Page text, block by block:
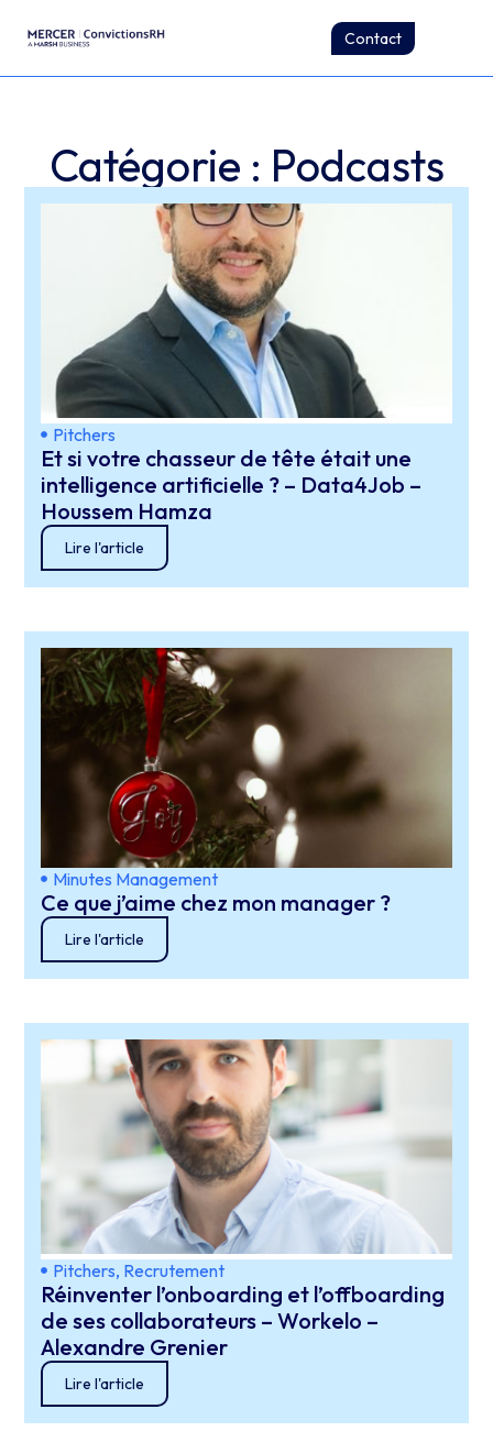
Contact
Catégorie : Podcasts
Pitchers
Et si votre chasseur de tête était une
intelligence artificielle ? – Data4Job –
Houssem Hamza
Lire l'article
Minutes Management
Ce que j’aime chez mon manager ?
Lire l'article
Pitchers, Recrutement
Réinventer l’onboarding et l’offboarding
de ses collaborateurs – Workelo –
Alexandre Grenier
Lire l'article